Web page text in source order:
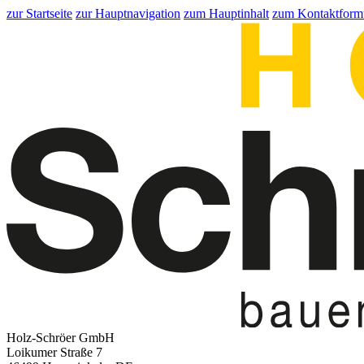
zur Startseite zur Hauptnavigation zum Hauptinhalt zum
Holz-Schröer GmbH
Loikumer Straße 7